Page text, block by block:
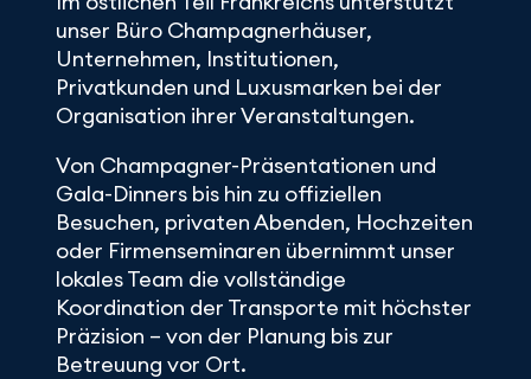
unser Büro Champagnerhäuser,
Unternehmen, Institutionen,
Privatkunden und Luxusmarken bei der
Organisation ihrer Veranstaltungen.
Von Champagner-Präsentationen und
Gala-Dinners bis hin zu offiziellen
Besuchen, privaten Abenden, Hochzeiten
oder Firmenseminaren übernimmt unser
lokales Team die vollständige
Koordination der Transporte mit höchster
Präzision – von der Planung bis zur
Betreuung vor Ort.